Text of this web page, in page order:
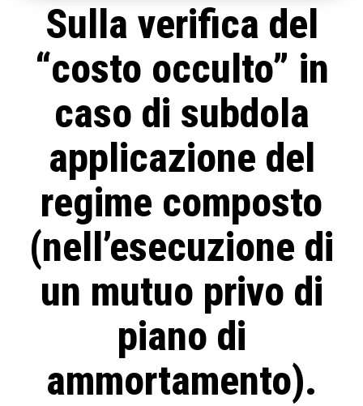
Sulla verifica del
“costo occulto” in
caso di subdola
applicazione del
regime composto
(nell’esecuzione di
un mutuo privo di
piano di
ammortamento).